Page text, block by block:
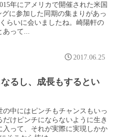
年にアメリカで開催された米国
に参加した同期の集まりがあっ
らいに会いましたね。崎陽軒の
って...
2017.06.25
るし、成長もするとい
中にはピンチもチャンスもいっ
けピンチにならないように生き
って、それが実際に実現しかか